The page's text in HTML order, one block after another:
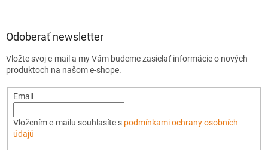
Odoberať newsletter
Vložte svoj e-mail a my Vám budeme zasielať informácie o nových
produktoch na našom e-shope.
Email
Vložením e-mailu souhlasíte s podmínkami ochrany osobních
údajů